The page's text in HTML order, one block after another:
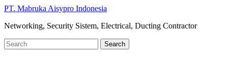
Skip
main
PT. Mabruka Aisypro Indonesia
Networking, Security Sistem, Electrical, Ducting Contractor
Search
for:
Search